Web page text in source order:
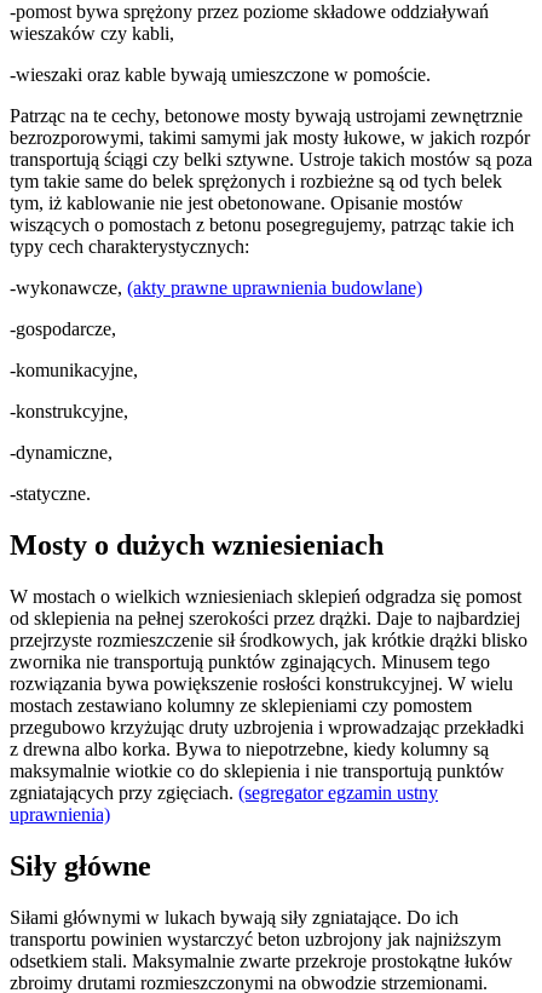
-pomost bywa sprężony przez poziome składowe oddziaływań
wieszaków czy kabli,
-wieszaki oraz kable bywają umieszczone w pomoście.
Patrząc na te cechy, betonowe mosty bywają ustrojami zewnętrznie
bezrozporowymi, takimi samymi jak mosty łukowe, w jakich rozpór
transportują ściągi czy belki sztywne. Ustroje takich mostów są poza
tym takie same do belek sprężonych i rozbieżne są od tych belek
tym, iż kablowanie nie jest obetonowane. Opisanie mostów
wiszących o pomostach z betonu posegregujemy, patrząc takie ich
typy cech charakterystycznych:
-wykonawcze, (akty prawne uprawnienia budowlane)
-gospodarcze,
-komunikacyjne,
-konstrukcyjne,
-dynamiczne,
-statyczne.
Mosty o dużych wzniesieniach
W mostach o wielkich wzniesieniach sklepień odgradza się pomost
od sklepienia na pełnej szerokości przez drążki. Daje to najbardziej
przejrzyste rozmieszczenie sił środkowych, jak krótkie drążki blisko
zwornika nie transportują punktów zginających. Minusem tego
rozwiązania bywa powiększenie rosłości konstrukcyjnej. W wielu
mostach zestawiano kolumny ze sklepieniami czy pomostem
przegubowo krzyżując druty uzbrojenia i wprowadzając przekładki
z drewna albo korka. Bywa to niepotrzebne, kiedy kolumny są
maksymalnie wiotkie co do sklepienia i nie transportują punktów
zgniatających przy zgięciach. (segregator egzamin ustny
uprawnienia)
Siły główne
Siłami głównymi w lukach bywają siły zgniatające. Do ich
transportu powinien wystarczyć beton uzbrojony jak najniższym
odsetkiem stali. Maksymalnie zwarte przekroje prostokątne łuków
zbroimy drutami rozmieszczonymi na obwodzie strzemionami.